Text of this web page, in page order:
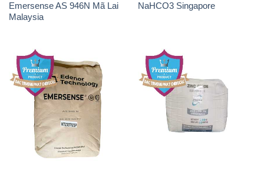
Chất Tạo Bọt SLS Emersense
Mã Lai Malaysia
Zinc Oxide – Bột Kẽm Oxit
ZNO Jumbo Bành Thái Lan
Thailand